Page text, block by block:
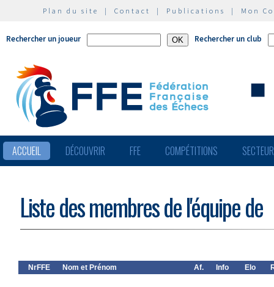
Plan du site | Contact | Publications | Mon
Rechercher un joueur Rechercher un club
ACCUEIL DÉCOUVRIR FFE COMPÉTITIONS
Liste des membres de l'équipe de
NrFFE Nom et Prénom Af. Info Elo